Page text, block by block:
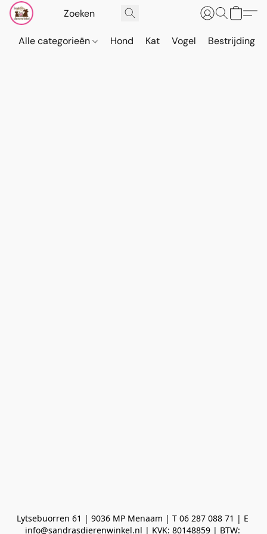
Alle categorieën Hond Kat Vogel Bestrijding
Lytsebuorren 61 | 9036 MP Menaam | T 06 287 088 71 | E
info@sandrasdierenwinkel.nl | KVK: 80148859 | BTW: